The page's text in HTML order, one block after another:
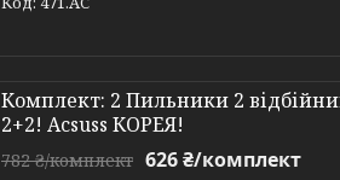
Комплект: 2 Пильники 2
2+2! Acsuss КОРЕЯ!
782 ₴/комплект 626 ₴/комплект